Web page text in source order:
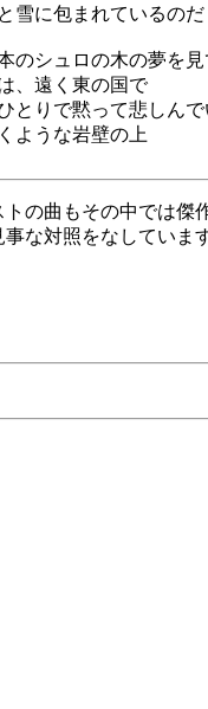
雪に包まれているのだ
のシュロの木の夢を見
、遠く東の国で
とりで黙って悲しんで
ような岩壁の上
の曲もその中では
な対照をなしてい